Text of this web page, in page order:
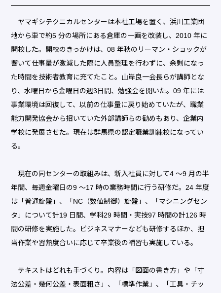
ヤマギシテクニカルセンターは本社工場を置く、浜川工業団
地から車で約5 分の場所にある倉庫の一画を改装し、2010 年に
開校した。開校のきっかけは、08 年秋のリーマン・ショックが
響いて仕事量が激減した際に人員整理を行わずに、余剰になっ
た時間を技術者教育に充てたこと。山岸良一会長らが講師とな
り、水曜日から金曜日の週3日間、勉強会を開いた。09 年には
事業環境は回復して、以前の仕事量に戻り始めていたが、職業
能力開発協会から招いていた外部講師らの勧めもあり、企業内
学校に発展させた。現在は群馬県の認定職業訓練校になってい
る。
現在の同センターの取組みは、新入社員に対して4 〜9 月の半
年間、毎週金曜日の9 〜17 時の業務時間に行う研修だ。24 年度
は「普通旋盤」、「NC（数値制御）旋盤」、「マシニングセン
タ」について計19 日間、学科29 時間・実技97 時間の計126 時
間の研修を実施した。ビジネスマナーなども研修するほか、担
当作業や習熟度合いに応じて卒業後の補習も実施している。
テキストはどれも手づくり。内容は「図面の書き方」や「寸
法公差・幾何公差・表面粗さ」、「標準作業」、「工具・チッ